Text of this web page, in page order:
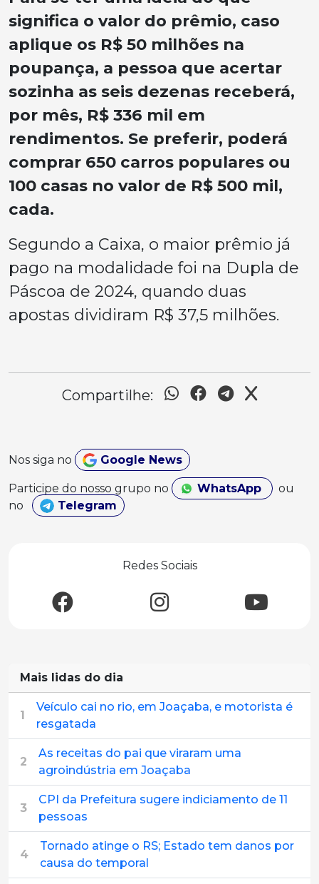
significa o valor do prêmio, caso
aplique os R$ 50 milhões na
poupança, a pessoa que acertar
sozinha as seis dezenas receberá,
por mês, R$ 336 mil em
rendimentos. Se preferir, poderá
comprar 650 carros populares ou
100 casas no valor de R$ 500 mil,
cada.
Segundo a Caixa, o maior prêmio já
pago na modalidade foi na Dupla de
Páscoa de 2024, quando duas
apostas dividiram R$ 37,5 milhões.
Compartilhe:
Nos siga no Google News
Participe do nosso grupo no WhatsApp
ou
no
Telegram
Redes Sociais
Mais lidas do dia
1
Veículo cai no rio, em Joaçaba, e motorista é
resgatada
2
As receitas do pai que viraram uma
agroindústria em Joaçaba
3
CPI da Prefeitura sugere indiciamento de 11
pessoas
4
Tornado atinge o RS; Estado tem danos por
causa do temporal